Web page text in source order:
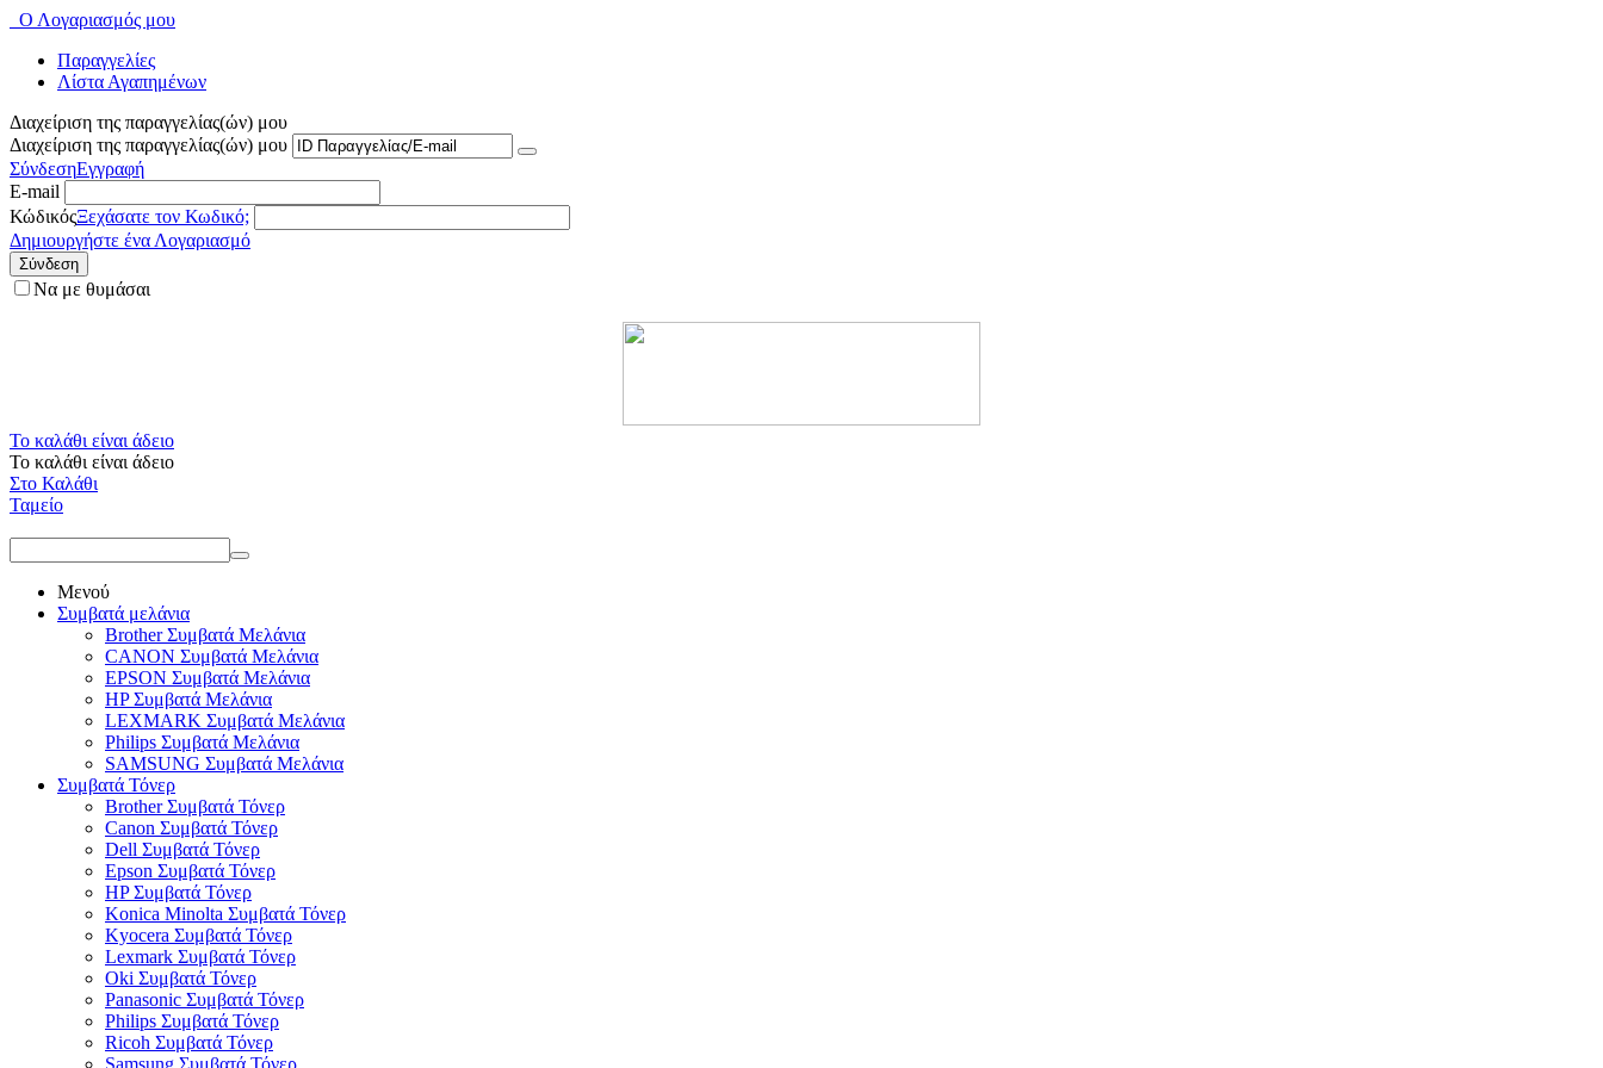
Ο Λογαριασμός μου
Παραγγελίες
Λίστα Αγαπημένων
Διαχείριση της παραγγελίας(ών) μου
Διαχείριση της παραγγελίας(ών) μου
ΣύνδεσηΕγγραφή
E-mail
ΚώδικόςΞεχάσατε τον Κωδικό;
Δημιουργήστε ένα Λογαριασμό
Σύνδεση
Να με θυμάσαι
Το καλάθι είναι άδειο
Το καλάθι είναι άδειο
Στο Καλάθι
Ταμείο
Μενού
Συμβατά μελάνια
Brother Συμβατά Μελάνια
CANON Συμβατά Μελάνια
EPSON Συμβατά Μελάνια
HP Συμβατά Μελάνια
LEXMARK Συμβατά Μελάνια
Philips Συμβατά Μελάνια
SAMSUNG Συμβατά Μελάνια
Συμβατά Τόνερ
Brother Συμβατά Τόνερ
Canon Συμβατά Τόνερ
Dell Συμβατά Τόνερ
Epson Συμβατά Τόνερ
HP Συμβατά Τόνερ
Konica Minolta Συμβατά Τόνερ
Kyocera Συμβατά Τόνερ
Lexmark Συμβατά Τόνερ
Oki Συμβατά Τόνερ
Panasonic Συμβατά Τόνερ
Philips Συμβατά Τόνερ
Ricoh Συμβατά Τόνερ
Samsung Συμβατά Τόνερ